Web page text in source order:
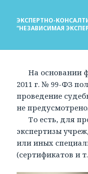
ЭКСПЕРТНО-
“НЕЗАВИСИМАЯ
На основании
2011 г. № 99-ФЗ
проведение
не предусмотрено.
То есть, для
экспертизы
или иных
(сертификатов и